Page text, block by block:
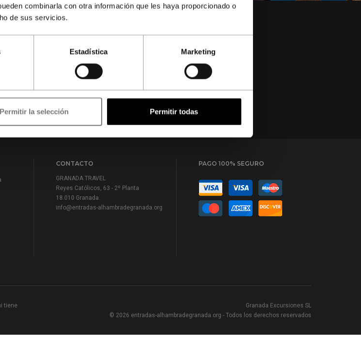
combinarla con otra información que les haya proporcionado o
de sus servicios.
Estadística Marketing
Permitir la selección Permitir todas
para la venta de
licencia CIAN-180792-3
evítese colas de espera el día de su visita.
CONTACTO
GRANADA TRAVEL
Reyes Católicos, 63 - 2º Planta
18.010 Granada.
info@entradas-alhambradegranada.org
PAGO 100% SEGURO
tiene
Granada Excursiones SL
© 2026 entradas-alhambradegranada.org - Todos los derechos reservados